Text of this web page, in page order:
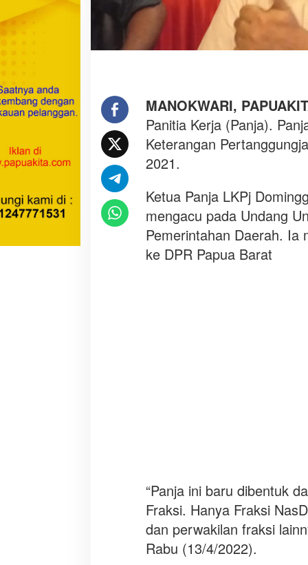
k
n
L
K
P
MANOKWARI,
Panitia Kerja (Panja).
Keterangan
2021.
Ketua Panja LKPj
mengacu pada Undang
Pemerintahan Daerah. Ia
ke DPR Papua Barat
“Panja ini baru dibentuk
Fraksi. Hanya Fraksi
dan perwakilan fraksi
Rabu (13/4/2022).